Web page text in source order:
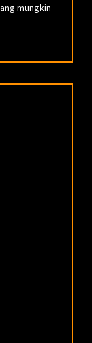
mungkin